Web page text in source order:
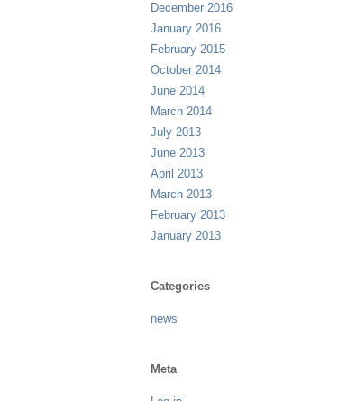
December 2016
January 2016
February 2015
October 2014
June 2014
March 2014
July 2013
June 2013
April 2013
March 2013
February 2013
January 2013
Categories
news
Meta